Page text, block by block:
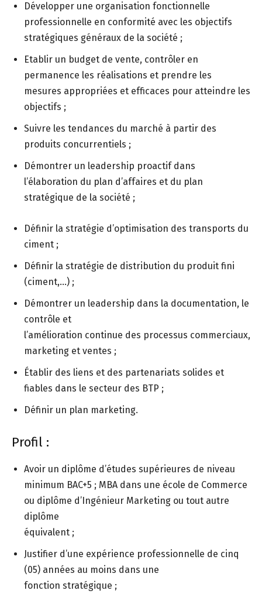
Développer une organisation fonctionnelle
professionnelle en conformité avec les objectifs
stratégiques généraux de la société ;
Etablir un budget de vente, contrôler en
permanence les réalisations et prendre les
mesures appropriées et efficaces pour atteindre les
objectifs ;
Suivre les tendances du marché à partir des
produits concurrentiels ;
Démontrer un leadership proactif dans
l’élaboration du plan d’affaires et du plan
stratégique de la société ;
Définir la stratégie d’optimisation des transports du
ciment ;
Définir la stratégie de distribution du produit fini
(ciment,…) ;
Démontrer un leadership dans la documentation, le
contrôle et
l’amélioration continue des processus commerciaux,
marketing et ventes ;
Établir des liens et des partenariats solides et
fiables dans le secteur des BTP ;
Définir un plan marketing.
Profil :
Avoir un diplôme d’études supérieures de niveau
minimum BAC+5 ; MBA dans une école de Commerce
ou diplôme d’Ingénieur Marketing ou tout autre
diplôme
équivalent ;
Justifier d’une expérience professionnelle de cinq
(05) années au moins dans une
fonction stratégique ;